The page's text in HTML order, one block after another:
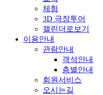
체험
3D 극장투어
캘린더로보기
이용안내
관람안내
객석안내
층별안내
회원서비스
오시는길